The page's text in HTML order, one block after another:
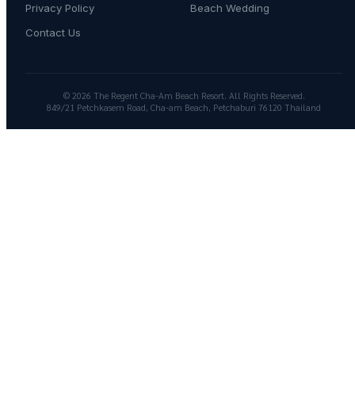
Privacy Policy
Contact Us
Beach Wedding
© 2026 The Regent Cha-Am Beach Resort. All Rights Reserved.
849/21 Petchkasem Road, Cha-am Beach, Petchaburi 76120 Thailand